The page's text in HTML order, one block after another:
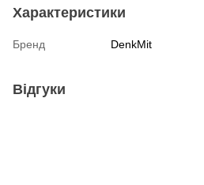
Характеристики
Бренд DenkMit
Відгуки